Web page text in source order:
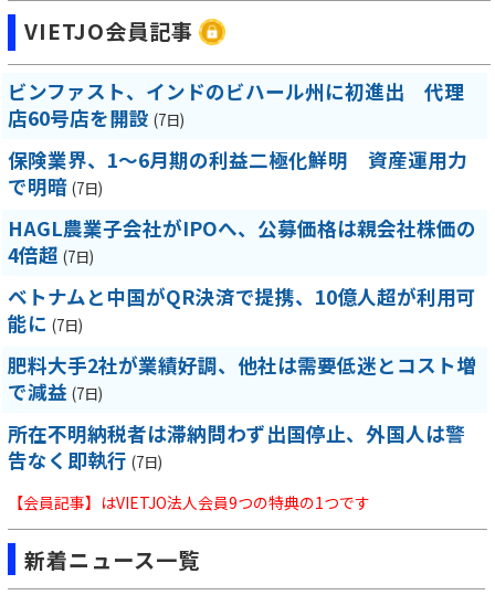
VIETJO会員記事
ビンファスト、インドのビハール州に初進出 代理
店60号店を開設 (7日)
保険業界、1～6月期の利益二極化鮮明 資産運用力
で明暗 (7日)
HAGL農業子会社がIPOへ、公募価格は親会社株価の
4倍超 (7日)
ベトナムと中国がQR決済で提携、10億人超が利用可
能に (7日)
肥料大手2社が業績好調、他社は需要低迷とコスト増
で減益 (7日)
所在不明納税者は滞納問わず出国停止、外国人は警
告なく即執行 (7日)
【会員記事】はVIETJO法人会員9つの特典の1つです
新着ニュース一覧